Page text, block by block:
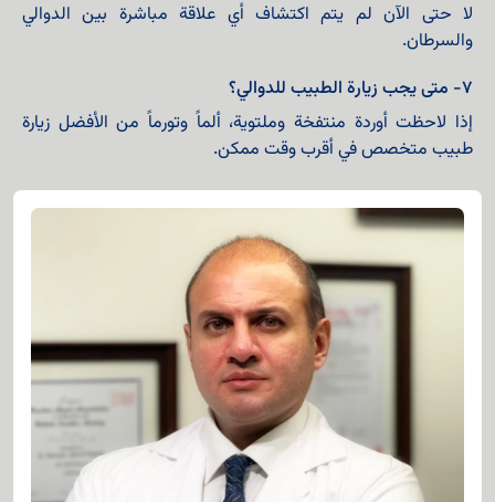
لا حتى الآن لم يتم اكتشاف أي علاقة مباشرة بين الدوالي
والسرطان.
٧- متى يجب زيارة الطبيب للدوالي؟
إذا لاحظت أوردة منتفخة وملتوية، ألماً وتورماً من الأفضل زيارة
طبيب متخصص في أقرب وقت ممكن.